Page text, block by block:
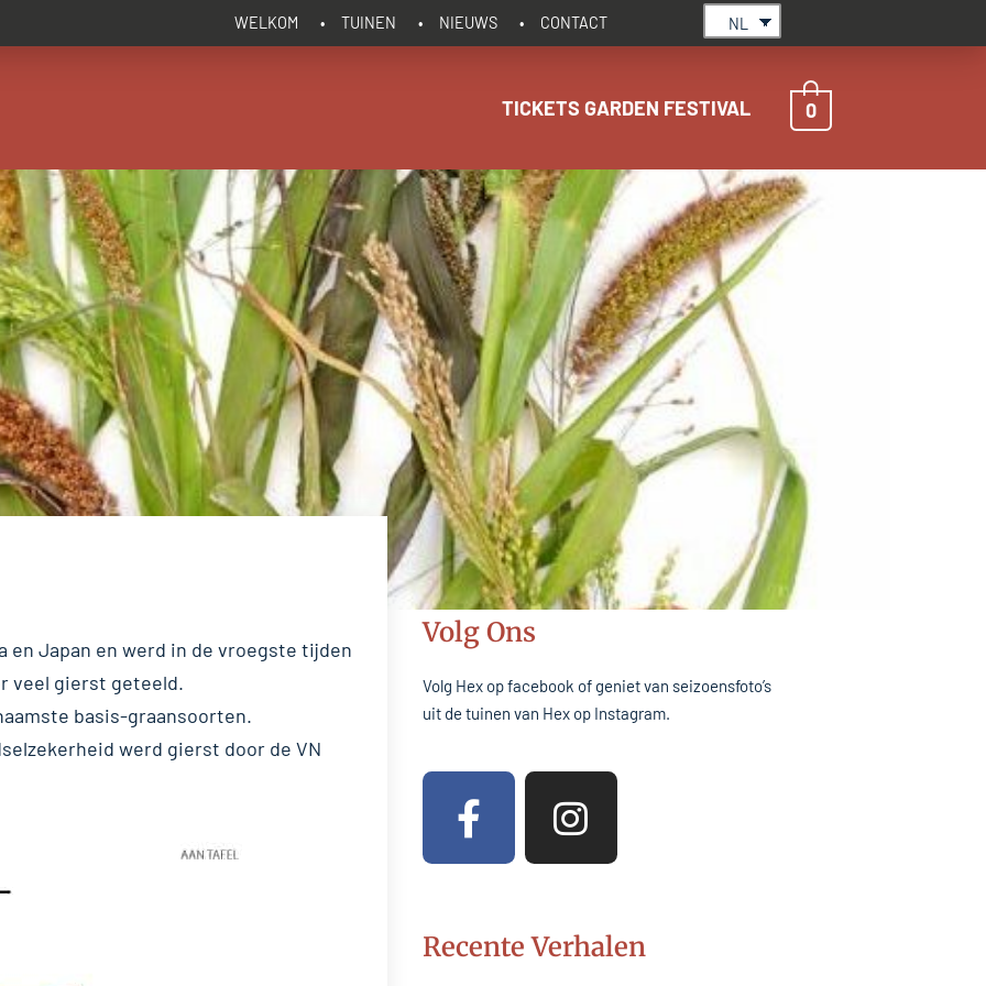
WELKOM TUINEN NIEUWS CONTACT NL
TICKETS GARDEN FESTIVAL 0
Japan en werd in de vroegste tijden
veel gierst geteeld.
basis-graansoorten.
werd gierst door de VN
Volg Ons
Volg Hex op facebook of geniet van seizoensfoto’s
uit de tuinen van Hex op Instagram.
F
a
c
b
I
n
s
a
Recente Verhalen